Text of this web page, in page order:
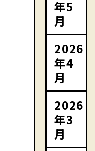
年5
月
2026
年4
月
2026
年3
月